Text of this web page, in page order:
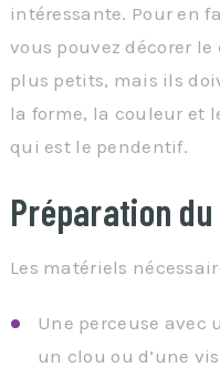
intéressante. Pour en
vous pouvez décorer
plus petits, mais ils
la forme, la couleur et
qui est le pendentif.
Préparation
Les matériels
Une perceuse avec
un clou ou d’une